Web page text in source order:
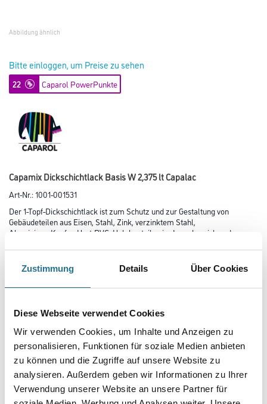
Zustimmung Details Über Cookies
Diese Webseite verwendet Cookies
Wir verwenden Cookies, um Inhalte und Anzeigen zu
personalisieren, Funktionen für soziale Medien anbieten
zu können und die Zugriffe auf unsere Website zu
analysieren. Außerdem geben wir Informationen zu Ihrer
Verwendung unserer Website an unsere Partner für
Abbildung ähnlich
Bitte einloggen, um Preise zu sehen
22 Caparol PowerPunkte
Capamix Dickschichtlack Basis W 2,375 lt Capalac
Art-Nr.:1001-001531
Der 1-Topf-Dickschichtlack ist zum Schutz und zur Gestaltung von
Gebäudeteilen aus Eisen, Stahl, Zink, verzinktem Stahl,
Aluminium, Kupfer, Hart-PVC, Holzbauteilen im Innen­bereich und
Korrosionsschutz für Eisen und Stahl. Nicht für die Beschichtung von
Dachflächen und eloxiertem Aluminium. Weißfarbtöne nicht
auf Heizungsanlagen vewenden, da es zu Vergilbungen kommen kann
Glanzgrad
Gebinde